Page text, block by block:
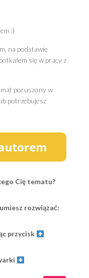
:)
na podstawie
się w pracy z
poruszony w
potrzebujesz
Cię tematu?
rozwiązać:
przycisk